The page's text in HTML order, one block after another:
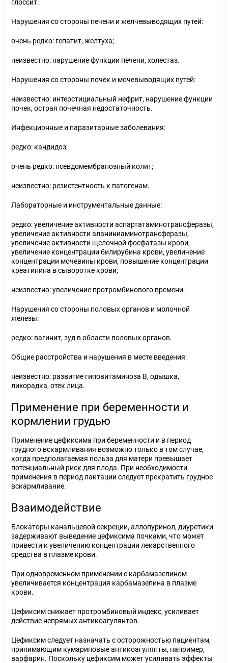
глоссит.
Нарушения со стороны печени и желчевыводящих путей:
очень редко: гепатит, желтуха;
неизвестно: нарушение функции печени, холестаз.
Нарушения со стороны почек и мочевыводящих путей:
неизвестно: интерстициальный нефрит, нарушение функции
почек, острая почечная недостаточность.
Инфекционные и паразитарные заболевания:
редко: кандидоз;
очень редко: псевдомембранозный колит;
неизвестно: резистентность к патогенам.
Лабораторные и инструментальные данные:
редко: увеличение активности аспартатаминотрансферазы,
увеличение активности аланиниаминотрансферазы,
увеличение активности щелочной фосфатазы крови,
увеличение концентрации билирубина крови, увеличение
концентрации мочевины крови, повышение концентрации
креатинина в сыворотке крови;
неизвестно: увеличение протромбинового времени.
Нарушения со стороны половых органов и молочной
железы:
редко: вагинит, зуд в области половых органов.
Общие расстройства и нарушения в месте введения:
неизвестно: развитие гиповитаминоза В, одышка,
лихорадка, отек лица.
Применение при беременности и
кормлении грудью
Применение цефиксима при беременности и в период
грудного вскармливания возможно только в том случае,
когда предполагаемая польза для матери превышает
потенциальный риск для плода. При необходимости
применения в период лактации следует прекратить грудное
вскармливание.
Взаимодействие
Блокаторы канальцевой секреции, аллопуринол, диуретики
задерживают выведение цефиксима почками, что может
привести к увеличению концентрации лекарственного
средства в плазме крови.
При одновременном применении с карбамазепином
увеличивается концентрация карбамазепина в плазме
крови.
Цефиксим снижает протромбиновый индекс, усиливает
действие непрямых антикоагулянтов.
Цефиксим следует назначать с осторожностью пациентам,
принимающим кумариновые антикоагулянты, например,
варфарин. Поскольку цефиксим может усиливать эффекты